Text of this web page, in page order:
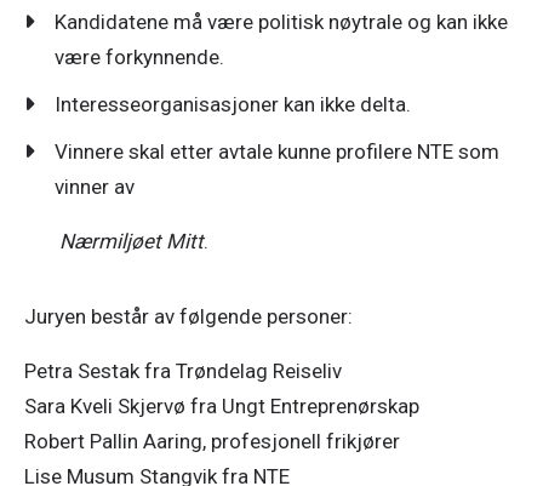
Kandidatene må være politisk nøytrale og kan ikke
være forkynnende.
Interesseorganisasjoner kan ikke delta.
Vinnere skal etter avtale kunne profilere NTE som
vinner av
Nærmiljøet Mitt.
Juryen består av følgende personer:
Petra Sestak fra Trøndelag Reiseliv
Sara Kveli Skjervø fra Ungt Entreprenørskap
Robert Pallin Aaring, profesjonell frikjører
Lise Musum Stangvik fra NTE